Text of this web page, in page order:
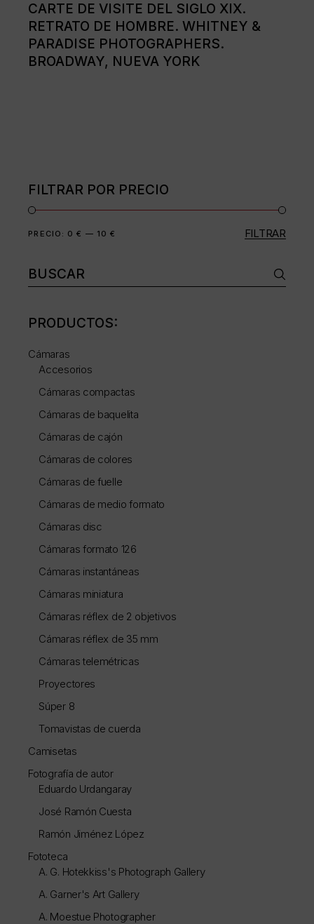
CARTE DE VISITE DEL SIGLO XIX.
RETRATO DE HOMBRE. WHITNEY &
PARADISE PHOTOGRAPHERS.
BROADWAY, NUEVA YORK
FILTRAR POR PRECIO
Precio
Precio FILTRAR
PRECIO: 0 € — 10 €
Buscar:
PRODUCTOS:
Cámaras
Accesorios
Cámaras compactas
Cámaras de baquelita
Cámaras de cajón
Cámaras de colores
Cámaras de fuelle
Cámaras de medio formato
Cámaras disc
Cámaras formato 126
Cámaras instantáneas
Cámaras miniatura
Cámaras réflex de 2 objetivos
Cámaras réflex de 35 mm
Cámaras telemétricas
Proyectores
Súper 8
Tomavistas de cuerda
Camisetas
Fotografía de autor
Eduardo Urdangaray
José Ramón Cuesta
Ramón Jiménez López
Fototeca
A. G. Hotekkiss's Photograph Gallery
A. Garner's Art Gallery
A. Moestue Photographer